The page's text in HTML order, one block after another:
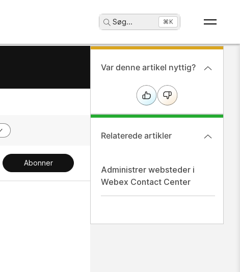
Søg... ⌘K
Abonner
Var denne artikel nyttig?
Relaterede artikler
Administrer websteder i
Webex Contact Center